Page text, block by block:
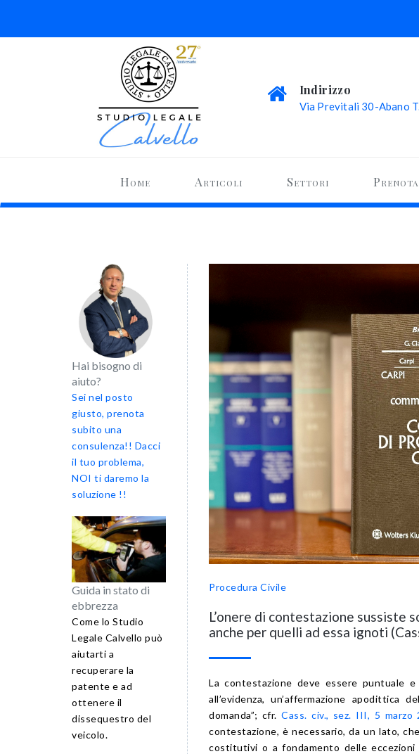
Indirizzo
Via Previtali 30-Abano
Home Articoli Settori
Hai bisogno di
aiuto?
Sei nel posto
giusto, prenota
subito una
consulenza!! Dacci
il tuo problema,
NOI ti daremo la
soluzione !!
Guida in stato di
ebbrezza
Come lo Studio
Legale Calvello può
aiutarti a
recuperare la
patente e ad
ottenere il
dissequestro del
veicolo.
Procedura Civile
L’onere di contestazione
anche per quelli ad essa ignoti
La contestazione deve essere puntuale
all’evidenza, un’affermazione
domanda”; cfr.Cass. civ., sez. III, 5 marzo
contestazione, è necessario, da un lato,
costitutivi o a fondamento delle